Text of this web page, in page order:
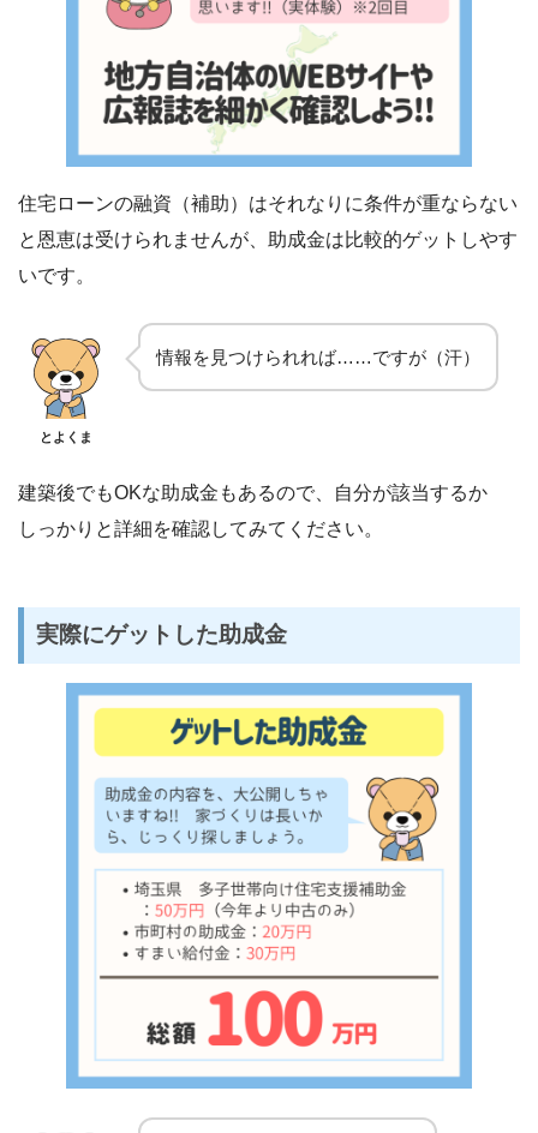
住宅ローンの融資（補助）はそれなりに条件が重ならない
と恩恵は受けられませんが、助成金は比較的ゲットしやす
いです。
とよくま
情報を見つけられれば……ですが（汗）
建築後でもOKな助成金もあるので、自分が該当するか
しっかりと詳細を確認してみてください。
実際にゲットした助成金